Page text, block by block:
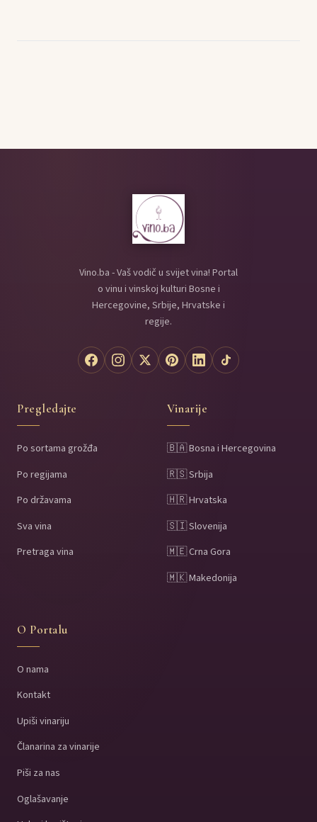
Vino.ba - Vaš vodič u svijet vina! Portal
o vinu i vinskoj kulturi Bosne i
Hercegovine, Srbije, Hrvatske i
regije.
Pregledajte
Po sortama grožđa
Po regijama
Po državama
Sva vina
Pretraga vina
Vinarije
🇧🇦 Bosna i Hercegovina
🇷🇸 Srbija
🇭🇷 Hrvatska
🇸🇮 Slovenija
🇲🇪 Crna Gora
🇲🇰 Makedonija
O Portalu
O nama
Kontakt
Upiši vinariju
Članarina za vinarije
Piši za nas
Oglašavanje